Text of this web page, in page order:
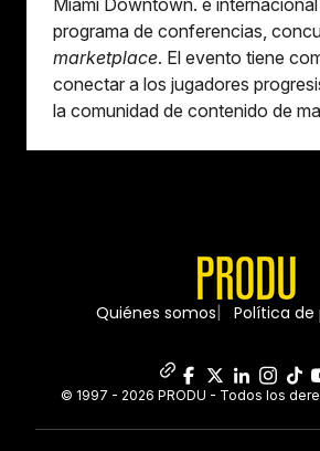
programa de conferencias,
marketplace. El evento tiene
conectar a los jugadores
la comunidad de contenido de
Quiénes somos Política de
© 1997 - 2026 PRODU - Todos los